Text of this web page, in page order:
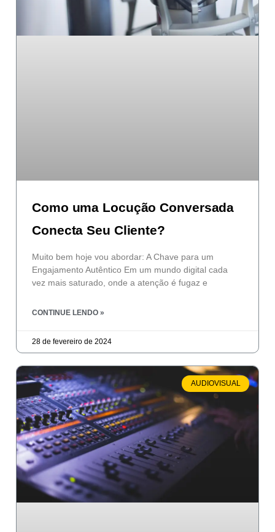
Como uma Locução Conversada
Conecta Seu Cliente?
Muito bem hoje vou abordar: A Chave para um
Engajamento Autêntico Em um mundo digital cada
vez mais saturado, onde a atenção é fugaz e
CONTINUE LENDO »
28 de fevereiro de 2024
AUDIOVISUAL